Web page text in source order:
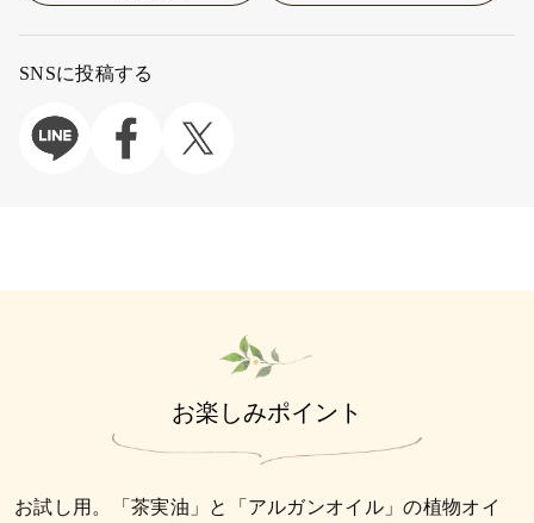
SNSに投稿する
お楽しみポイント
お試し用。「茶実油」と「アルガンオイル」の植物オイ